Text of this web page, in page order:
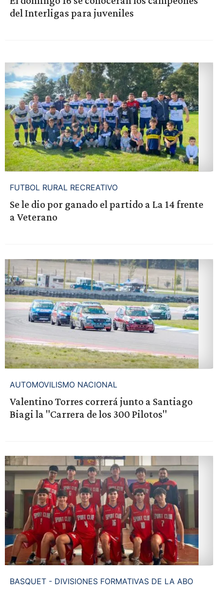
del Interligas para juveniles
FUTBOL RURAL RECREATIVO
Se le dio por ganado el partido a La 14 frente
a Veterano
AUTOMOVILISMO NACIONAL
Valentino Torres correrá junto a Santiago
Biagi la "Carrera de los 300 Pilotos"
BASQUET - DIVISIONES FORMATIVAS DE LA ABO